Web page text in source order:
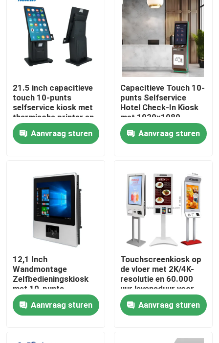
Huis
Producten
Videos
Over ons
Fabrieksreis
Kwaliteitscontrole
Neem contact met ons op
Nieuws
21.5 inch capacitieve
touch 10-punts
selfservice kiosk met
thermische printer en
POS-beugel
Aanvraag sturen
Capacitieve Touch 10-
punts Selfservice
Hotel Check-In Kiosk
met 1920x1080
Resolutie en
Vloerstaand Ontwerp
Aanvraag sturen
12,1 Inch
Wandmontage
Zelfbedieningskiosk
met 10-punts
capacitief
aanraakscherm voor
binnengebruik
Aanvraag sturen
Touchscreenkiosk op
de vloer met 2K/4K-
resolutie en 60.000
uur levensduur voor
Aanvraag sturen